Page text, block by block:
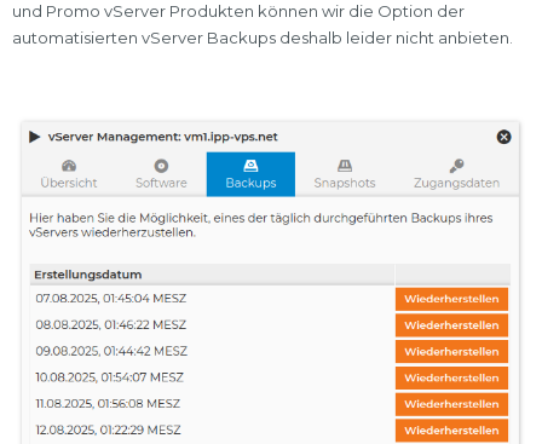
und Promo vServer Produkten können wir die Option der
automatisierten vServer Backups deshalb leider nicht anbieten.